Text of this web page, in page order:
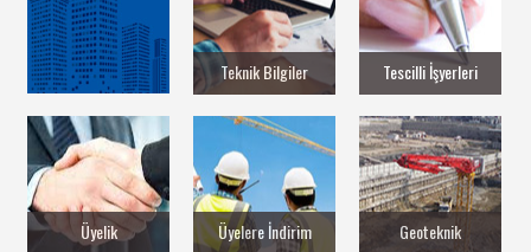
Teknik Bilgiler Tescilli İşyerleri
Üyelik Üyelere İndirim Geoteknik